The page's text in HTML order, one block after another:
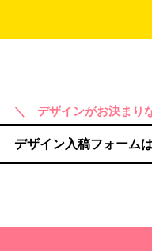
＼ デザインがお決まり
デザイン入稿フォーム